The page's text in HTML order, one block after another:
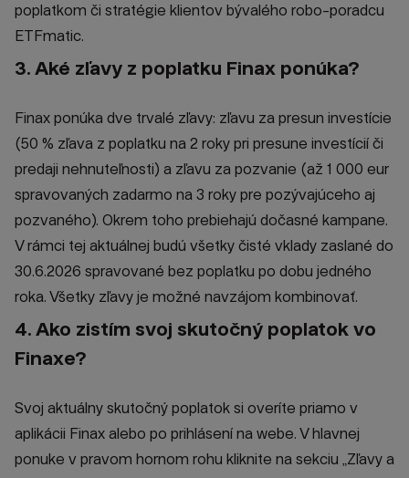
poplatkom či stratégie klientov bývalého robo-poradcu
ETFmatic.
3. Aké zľavy z poplatku Finax ponúka?
Finax ponúka dve trvalé zľavy: zľavu za presun investície
(50 % zľava z poplatku na 2 roky pri presune investícií či
predaji nehnuteľnosti) a zľavu za pozvanie (až 1 000 eur
spravovaných zadarmo na 3 roky pre pozývajúceho aj
pozvaného). Okrem toho prebiehajú dočasné kampane.
V rámci tej aktuálnej budú všetky čisté vklady zaslané do
30.6.2026 spravované bez poplatku po dobu jedného
roka. Všetky zľavy je možné navzájom kombinovať.
4. Ako zistím svoj skutočný poplatok vo
Finaxe?
Svoj aktuálny skutočný poplatok si overíte priamo v
aplikácii Finax alebo po prihlásení na webe. V hlavnej
ponuke v pravom hornom rohu kliknite na sekciu „Zľavy a